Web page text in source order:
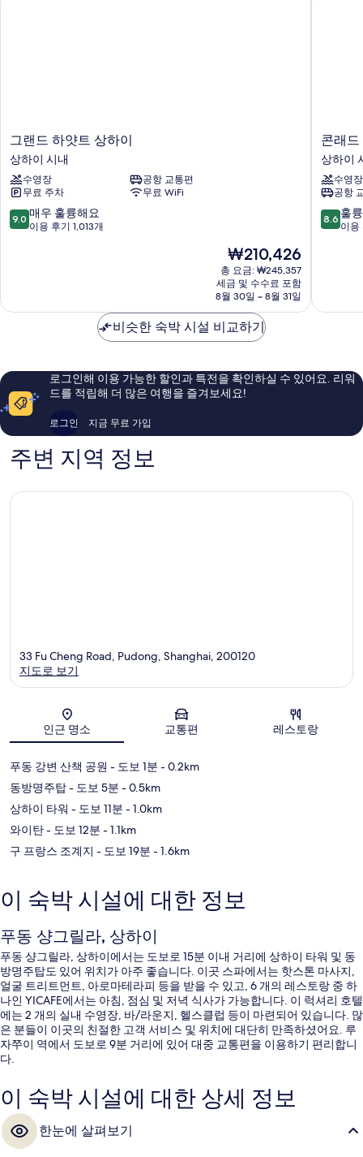
그
랜
드
하
얏
트
상
시
그랜드 하얏트 상하이
상하이 시내
수영장
공항 교통편
무료 주차
무료 WiFi
10
점
매
해
이
용
1,013
9.0 매우 훌륭해요
이용 후기 1,013개
현
재
요
금
₩210,426
₩210,426
총 요금: ₩245,357
세금 및 수수료 포함
8월 30일 ~ 8월 31일
콘
래
드
상
하
이
상
콘래
상하이
수영장
공항
10
점
훌
이
용
8.6 훌
이용
비슷한 숙박 시설 비교하기
로그인해 이용 가능한 할인과 특전을 확인하실 수 있어요. 리워
드를 적립해 더 많은 여행을 즐겨보세요!
로그인 지금 무료 가입
주변 지역 정보
지도
33 Fu Cheng Road, Pudong, Shanghai, 200120
지도로 보기
인근 명소 교통편 레스토랑
푸동 강변 산책 공원 - 도보 1분 - 0.2km
동방명주탑- 도보 5분 - 0.5km
상하이 타워 - 도보 11분 - 1.0km
와이탄- 도보 12분 - 1.1km
구 프랑스 조계지 - 도보 19분 - 1.6km
이 숙박 시설에 대한 정보
푸동 샹그릴라, 상하이
푸동 샹그릴라, 상하이에서는 도보로 15분 이내 거리에 상하이 타워 및 동
방명주탑도 있어 위치가 아주 좋습니다. 이곳 스파에서는 핫스톤 마사지,
얼굴 트리트먼트, 아로마테라피 등을 받을 수 있고, 6 개의 레스토랑 중 하
나인 YICAFE에서는 아침, 점심 및 저녁 식사가 가능합니다. 이 럭셔리 호텔
에는 2 개의 실내 수영장, 바/라운지, 헬스클럽 등이 마련되어 있습니다. 많
은 분들이 이곳의 친절한 고객 서비스 및 위치에 대단히 만족하셨어요. 루
자쭈이 역에서 도보로 9분 거리에 있어 대중 교통편을 이용하기 편리합니
다.
이 숙박 시설에 대한 상세 정보
한눈에 살펴보기